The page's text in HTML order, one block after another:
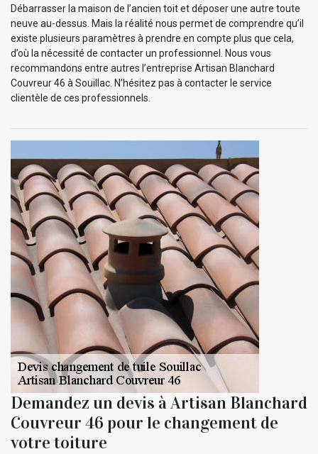
Débarrasser la maison de l’ancien toit et déposer une autre toute
neuve au-dessus. Mais la réalité nous permet de comprendre qu’il
existe plusieurs paramètres à prendre en compte plus que cela,
d’où la nécessité de contacter un professionnel. Nous vous
recommandons entre autres l’entreprise Artisan Blanchard
Couvreur 46 à Souillac. N’hésitez pas à contacter le service
clientèle de ces professionnels.
Demandez un devis à Artisan Blanchard
Couvreur 46 pour le changement de
votre toiture